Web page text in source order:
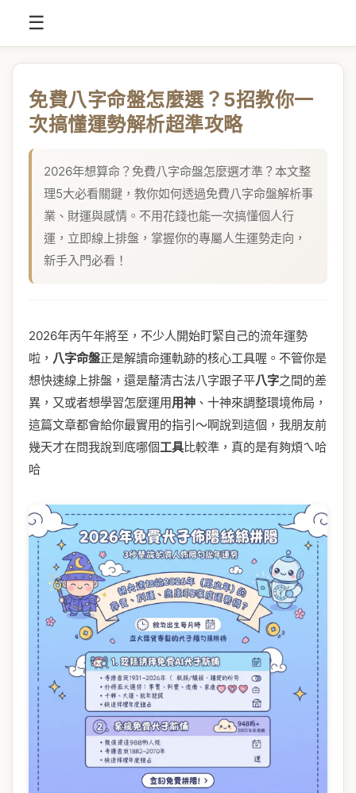
☰
免費八字命盤怎麼選？5招教你一
次搞懂運勢解析超準攻略
2026年想算命？免費八字命盤怎麼選才準？本文整
理5大必看關鍵，教你如何透過免費八字命盤解析事
業、財運與感情。不用花錢也能一次搞懂個人行
運，立即線上排盤，掌握你的專屬人生運勢走向，
新手入門必看！
2026年丙午年將至，不少人開始盯緊自己的流年運勢
啦， 八字命盤正是解讀命運軌跡的核心工具喔。不管你是
想快速線上排盤，還是釐清古法八字跟子平八字之間的差
異，又或者想學習怎麼運用用神 、十神來調整環境佈局，
這篇文章都會給你最實用的指引～啊說到這個，我朋友前
幾天才在問我說到底哪個工具比較準，真的是有夠煩ㄟ哈
哈